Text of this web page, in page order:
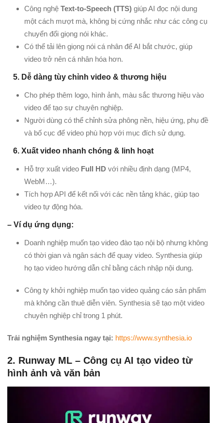
Công nghệ Text-to-Speech (TTS) giúp AI đọc nội dung
một cách mượt mà, không bị cứng nhắc như các công cụ
chuyển đổi giọng nói khác.
Có thể tải lên giọng nói cá nhân để AI bắt chước, giúp
video trở nên cá nhân hóa hơn.
5. Dễ dàng tùy chỉnh video & thương hiệu
Cho phép thêm logo, hình ảnh, màu sắc thương hiệu vào
video để tạo sự chuyên nghiệp.
Người dùng có thể chỉnh sửa phông nền, hiệu ứng, phụ đề
và bố cục để video phù hợp với mục đích sử dụng.
6. Xuất video nhanh chóng & linh hoạt
Hỗ trợ xuất video Full HD với nhiều định dạng (MP4,
WebM…).
Tích hợp API để kết nối với các nền tảng khác, giúp tạo
video tự động hóa.
– Ví dụ ứng dụng:
Doanh nghiệp muốn tạo video đào tạo nội bộ nhưng không
có thời gian và ngân sách để quay video. Synthesia giúp
họ tạo video hướng dẫn chỉ bằng cách nhập nội dung.
Công ty khởi nghiệp muốn tạo video quảng cáo sản phẩm
mà không cần thuê diễn viên. Synthesia sẽ tạo một video
chuyên nghiệp chỉ trong 1 phút.
Trải nghiệm Synthesia ngay tại: https://www.synthesia.io
2. Runway ML – Công cụ AI tạo video từ
hình ảnh và văn bản